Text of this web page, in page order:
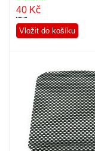
40 Kč
Vložit do košíku